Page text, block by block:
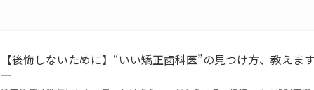
【後悔しないために】“いい矯正歯科医”の見つけ方、教えま
ー